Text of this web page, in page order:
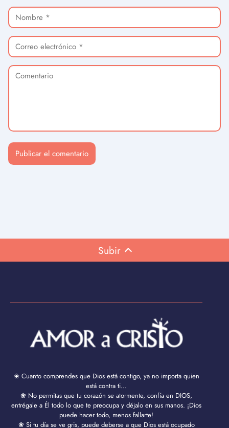
Subir
❀ Cuanto comprendes que Dios está contigo, ya no importa quien
está contra ti...
❀ No permitas que tu corazón se atormente, confía en DIOS,
entrégale a Él todo lo que te preocupa y déjalo en sus manos. ¡Dios
puede hacer todo, menos fallarte!
❀ Si tu día se ve gris, puede deberse a que Dios está ocupado